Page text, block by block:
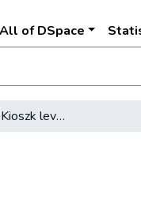
All of DSpace
Fővárosi Vigadó Kioszk levelező-lap